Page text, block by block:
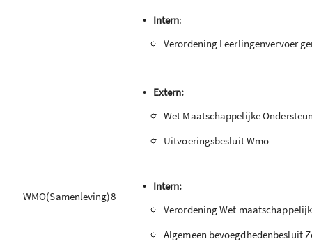
• Intern:
- Verordening Leerlingenvervoer
WMO(Samenleving)8
• Extern:
- Wet Maatschappelijke
- Uitvoeringsbesluit Wmo
• Intern:
- Verordening Wet
- Algemeen bevoegdhedenbesluit